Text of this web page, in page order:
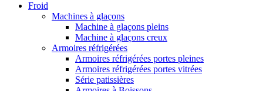
Froid
Machines à glaçons
Machine à glaçons pleins
Machine à glaçons creux
Armoires réfrigérées
Armoires réfrigérées portes pleines
Armoires réfrigérées portes vitrées
Série patissières